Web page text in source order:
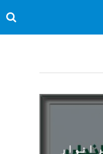
انوار